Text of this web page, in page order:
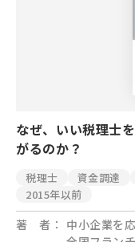
なぜ、いい税理士
がるのか？
税理士 資金調達
2015年以前
著 者
中小企業を